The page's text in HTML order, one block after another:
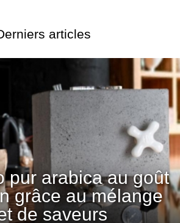
articles
pur arabica au goût
grâce au mélange
de saveurs